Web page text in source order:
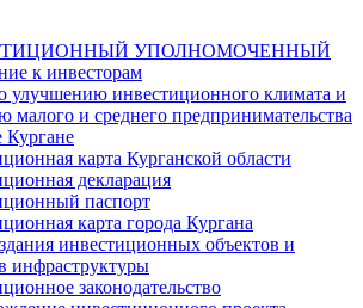
УПОЛНОМОЧЕННЫЙ
к инвесторам
улучшению инвестиционного климата и
малого и среднего предпринимательства
Кургане
карта Курганской области
декларация
паспорт
карта города Кургана
инвестиционных объектов и
инфраструктуры
законодательство